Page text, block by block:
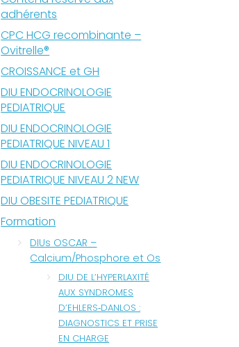
adhérents
CPC HCG recombinante –
Ovitrelle®
CROISSANCE et GH
DIU ENDOCRINOLOGIE
PEDIATRIQUE
DIU ENDOCRINOLOGIE
PEDIATRIQUE NIVEAU 1
DIU ENDOCRINOLOGIE
PEDIATRIQUE NIVEAU 2 NEW
DIU OBESITE PEDIATRIQUE
Formation
DIUs OSCAR –
Calcium/Phosphore et Os
DIU DE L’HYPERLAXITÉ
AUX SYNDROMES
D’EHLERS‐DANLOS :
DIAGNOSTICS ET PRISE
EN CHARGE